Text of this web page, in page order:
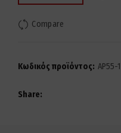
Compare
Κωδικός προϊόντος: AP55-
Share